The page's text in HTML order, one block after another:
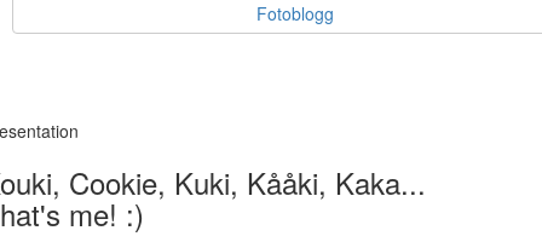
Fotoblogg
Cookie, Kuki, Kååki, Kaka...
me! :)